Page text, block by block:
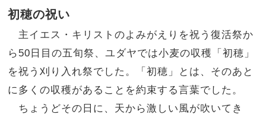
初穂の祝い
主イエス・キリストのよみがえりを祝う復活祭か
ら50日目の五旬祭、ユダヤでは小麦の収穫「初穂」
を祝う刈り入れ祭でした。「初穂」とは、そのあと
に多くの収穫があることを約束する言葉でした。
ちょうどその日に、天から激しい風が吹いてき